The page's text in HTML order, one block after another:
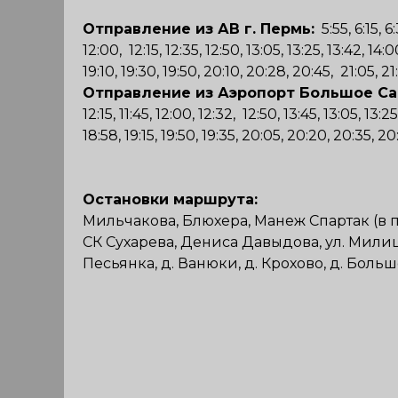
Отправление из АВ г. Пермь: 5:55, 6:15,
12:00, 12:15, 12:35, 12:50, 13:05, 13:25, 13:42,
19:10, 19:30, 19:50, 20:10, 20:28, 20:45, 21:05,
Отправление из Аэропорт Большое
12:15, 11:45, 12:00, 12:32, 12:50, 13:45, 13:05,
18:58, 19:15, 19:50, 19:35, 20:05, 20:20, 20:35,
Остановки маршрута:
Мильчакова, Блюхера, Манеж Спартак (в
СК Сухарева, Дениса Давыдова, ул.
Песьянка, д. Ванюки, д. Крохово, д.